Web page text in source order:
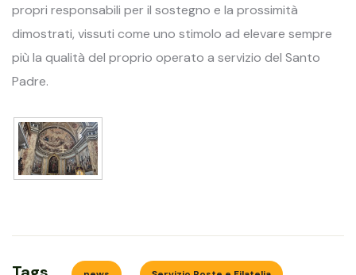
propri responsabili per il sostegno e la prossimità
dimostrati, vissuti come uno stimolo ad elevare sempre
più la qualità del proprio operato a servizio del Santo
Padre.